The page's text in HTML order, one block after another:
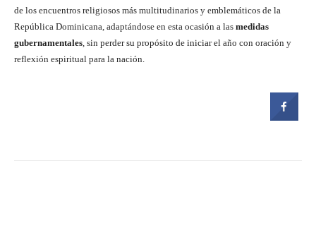
de los encuentros religiosos más multitudinarios y emblemáticos de la
República Dominicana, adaptándose en esta ocasión a las medidas
gubernamentales , sin perder su propósito de iniciar el año con oración y
reflexión espiritual para la nación.